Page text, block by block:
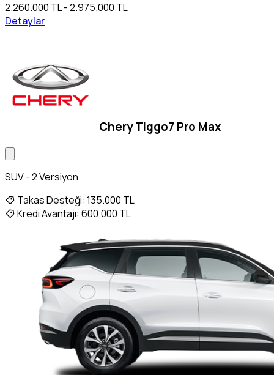
2.260.000 TL - 2.975.000 TL
Detaylar
Chery Tiggo7 Pro Max
SUV - 2 Versiyon
Takas Desteği: 135.000 TL
Kredi Avantajı: 600.000 TL